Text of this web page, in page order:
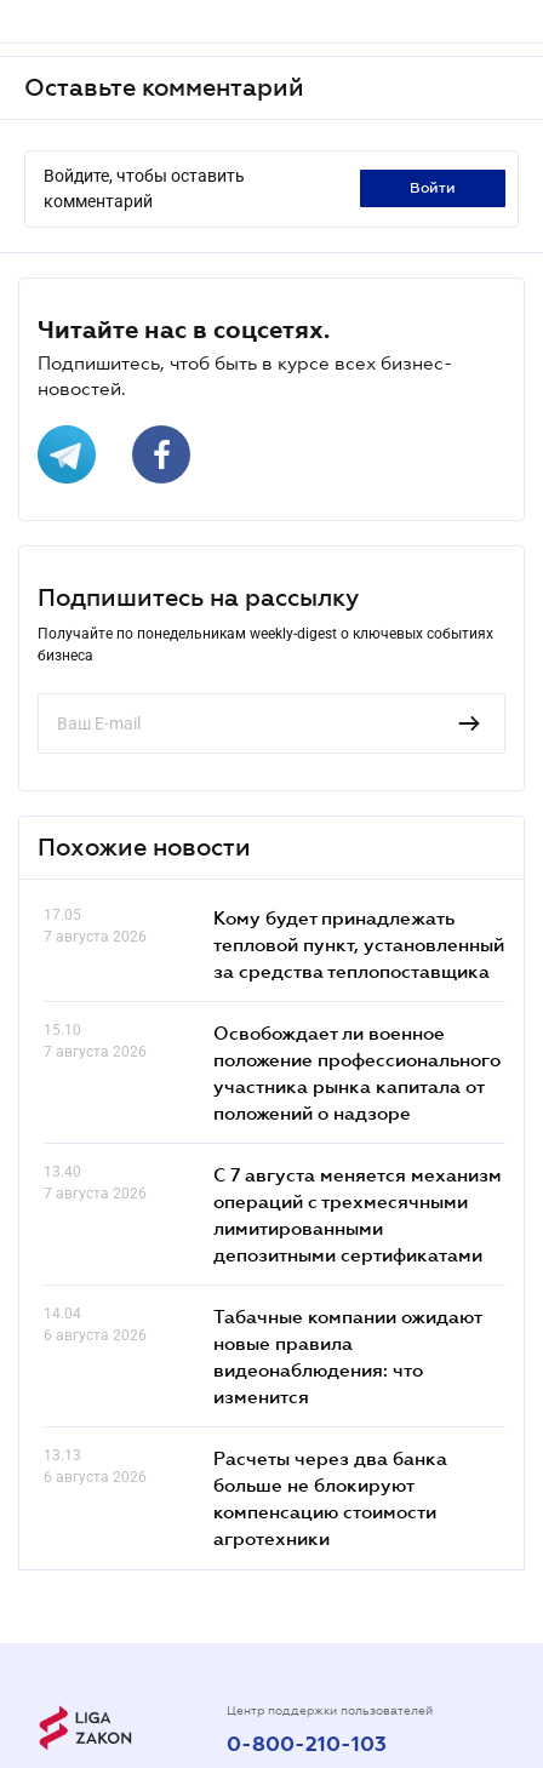
Оставьте комментарий
Войдите, чтобы оставить
комментарий
войти
Читайте нас в соцсетях.
Подпишитесь, чтоб быть в курсе всех бизнес-
новостей.
Подпишитесь на рассылку
Получайте по понедельникам weekly-digest о ключевых событиях
бизнеса
Похожие новости
17.05
7 августа 2026
Кому будет принадлежать
тепловой пункт, установленный
за средства теплопоставщика
15.10
7 августа 2026
Освобождает ли военное
положение профессионального
участника рынка капитала от
положений о надзоре
13.40
7 августа 2026
С 7 августа меняется механизм
операций с трехмесячными
лимитированными
депозитными сертификатами
14.04
6 августа 2026
Табачные компании ожидают
новые правила
видеонаблюдения: что
изменится
13.13
6 августа 2026
Расчеты через два банка
больше не блокируют
компенсацию стоимости
агротехники
Центр поддержки пользователей
0-800-210-103